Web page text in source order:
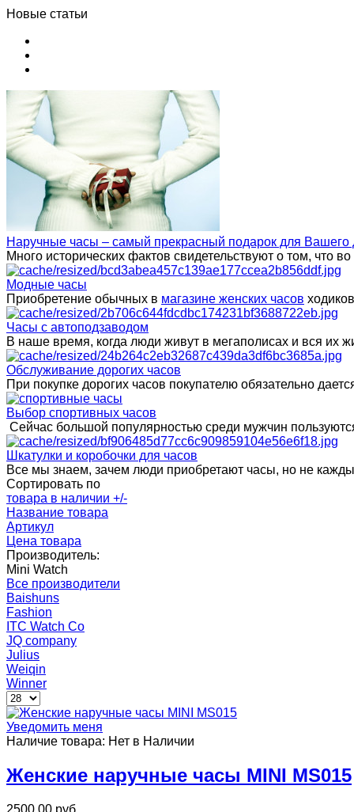
Новые статьи
Наручные часы – самый прекрасный подарок для Вашего
Много исторических фактов свидетельствуют о том, что
Модные часы
Приобретение обычных в магазине женских часов
Часы с автоподзаводом
В наше время, когда люди живут в мегаполисах и вся
Обслуживание дорогих часов
При покупке дорогих часов покупателю обязательно
Выбор спортивных часов
Сейчас большой популярностью среди мужчин
Шкатулки и коробочки для часов
Все мы знаем, зачем люди приобретают часы, но не
Сортировать по
товара в наличии +/-
Название товара
Артикул
Цена товара
Производитель:
Mini Watch
Все производители
Baishuns
Fashion
ITC Watch Co
JQ company
Julius
Weiqin
Winner
Уведомить меня
Наличие товара: Нет в Наличии
Женские наручные часы MINI MS015
2500,00 руб